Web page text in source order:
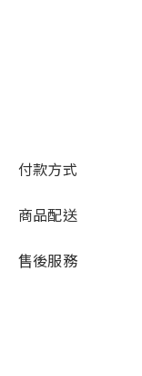
付款方式
商品配送
售後服務